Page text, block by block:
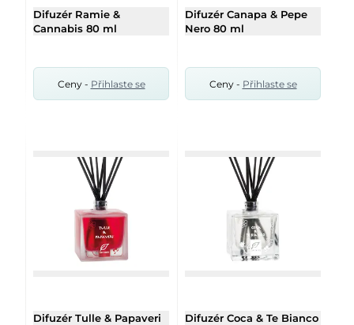
Difuzér Ramie &
Cannabis 80 ml
Ceny - Přihlaste se
Difuzér Canapa & Pepe
Nero 80 ml
Ceny - Přihlaste se
Difuzér Tulle & Papaveri
Difuzér Coca & Te Bianco